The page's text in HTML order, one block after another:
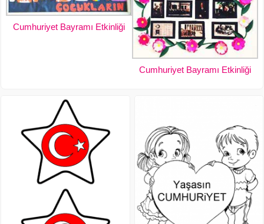
Cumhuriyet Bayramı Etkinliği
Cumhuriyet Bayramı Etkinliği